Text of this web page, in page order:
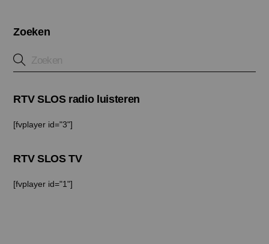
Zoeken
RTV SLOS radio luisteren
[fvplayer id="3"]
RTV SLOS TV
[fvplayer id="1"]